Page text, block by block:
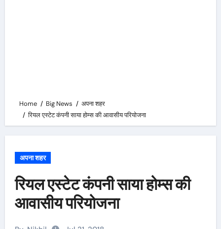
Home Big News
अपना शहर
रियल एस्टेट कंपनी साया होम्स की आवासीय परियोजना
अपना शहर
रियल एस्टेट कंपनी साया होम्स की
आवासीय परियोजना